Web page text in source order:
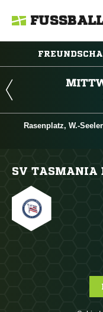
Rasenplatz, W.-
SV TASMANIA